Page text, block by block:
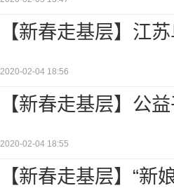
【新春走基层】江
2020-02-04 18:56
【新春走基层】公
2020-02-04 18:55
【新春走基层】“新